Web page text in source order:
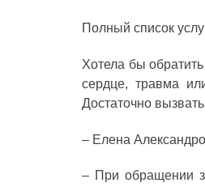
Полный список
Хотела бы
сердце, травма
Достаточно
– Елена
– При обращении